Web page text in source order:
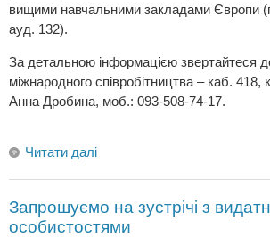
вищими навчальними закладами Європи
ауд. 132).
За детальною інформацією звертайтеся
міжнародного співробітництва – каб. 418,
Анна Дробина, моб.: 093-508-74-17.
Читати далі
Запрошуємо на зустрічі з
особистостями